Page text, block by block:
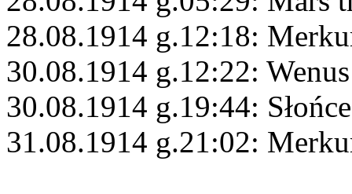
28.08.1914 g.12:18:
30.08.1914 g.12:22:
30.08.1914 g.19:44:
31.08.1914 g.21:02: